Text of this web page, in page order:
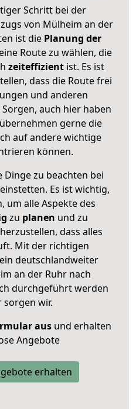
Schritt bei der
von Mülheim an der
ist die Planung der
Route zu wählen, die
zeiteffizientist. Es ist
dass die Route frei
und anderen
auch hier haben
gerne die
auf andere wichtige
können.
Dinge zu beachten bei
Es ist wichtig,
um alle Aspekte des
zu planen und zu
dass alles
Mit der richtigen
deutschlandweiter
an der Ruhr nach
durchgeführt werden
wir.
ausund erhalten
Angebote
erhalten